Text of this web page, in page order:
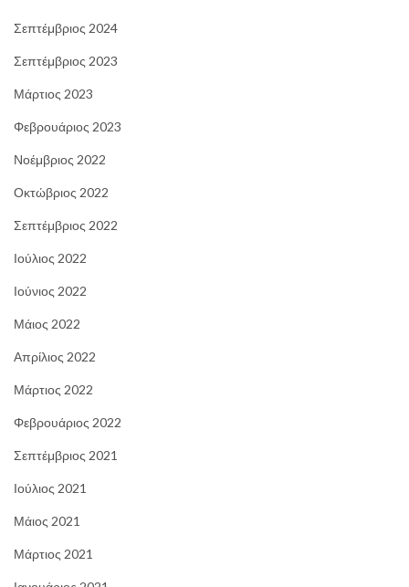
Σεπτέμβριος 2024
Σεπτέμβριος 2023
Μάρτιος 2023
Φεβρουάριος 2023
Νοέμβριος 2022
Οκτώβριος 2022
Σεπτέμβριος 2022
Ιούλιος 2022
Ιούνιος 2022
Μάιος 2022
Απρίλιος 2022
Μάρτιος 2022
Φεβρουάριος 2022
Σεπτέμβριος 2021
Ιούλιος 2021
Μάιος 2021
Μάρτιος 2021